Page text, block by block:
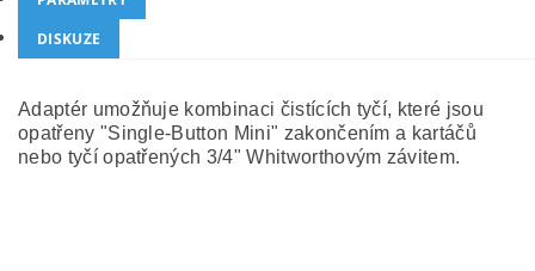
DISKUZE
Adaptér umožňuje kombinaci čistících tyčí, které jsou
opatřeny "Single-Button Mini" zakončením a kartáčů
nebo tyčí opatřených 3/4" Whitworthovým závitem.